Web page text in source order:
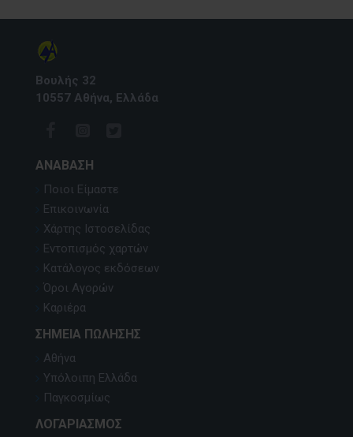
Βουλής 32
10557 Αθήνα, Ελλάδα
ΑΝΆΒΑΣΗ
Ποιοι Είμαστε
Επικοινωνία
Χάρτης Ιστοσελίδας
Εντοπισμός χαρτών
Κατάλογος εκδόσεων
Όροι Αγορών
Καριέρα
ΣΗΜΕΊΑ ΠΏΛΗΣΗΣ
Αθήνα
Υπόλοιπη Ελλάδα
Παγκοσμίως
ΛΟΓΑΡΙΑΣΜΌΣ